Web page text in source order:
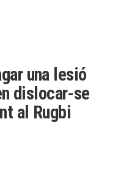
una lesió
dislocar-se
al Rugbi